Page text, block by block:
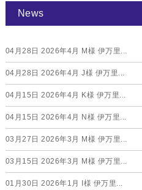
News
04月28日 2026年4月 M様 伊万里...
04月28日 2026年4月 J様 伊万里...
04月15日 2026年4月 K様 伊万里...
04月15日 2026年4月 N様 伊万里...
03月27日 2026年3月 M様 伊万里...
03月15日 2026年3月 M様 伊万里...
01月30日 2026年1月 I様 伊万里...